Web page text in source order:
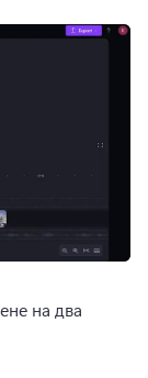
на два